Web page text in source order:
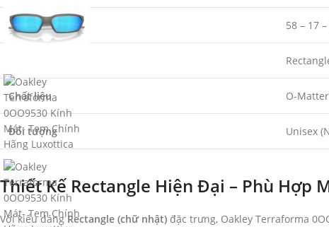
Kích thước 58 – 17
Chất liệu O-
Đối tượng Unisex
Thiết Kế Rectangle Hiện Đại – Phù Hợp
Với kiểu dángRectangle (chữ nhật) đặc trưng, Oakley Terraforma